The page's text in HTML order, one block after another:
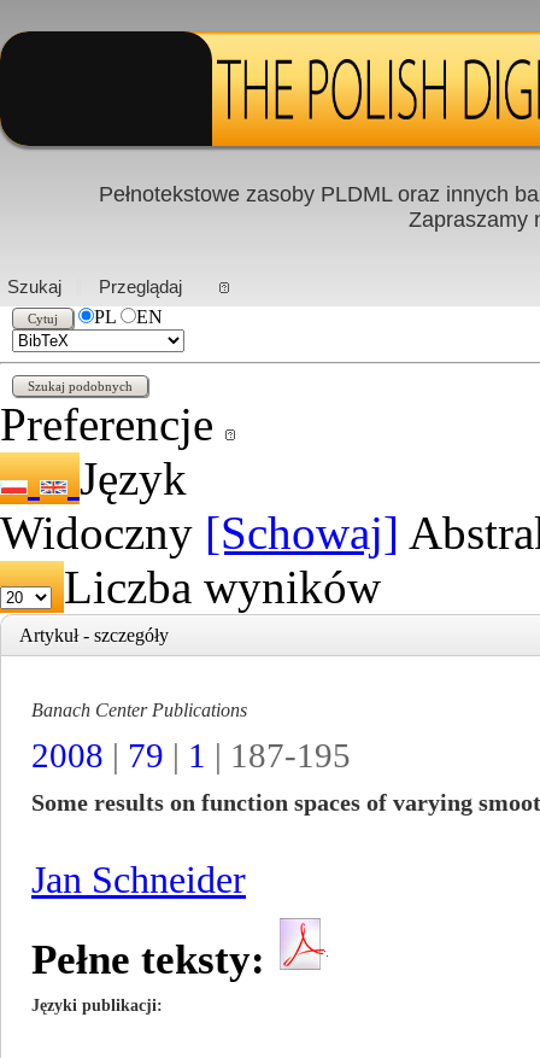
Pełnotekstowe zasoby PLDML oraz innych
Zapraszamy
Szukaj
Przeglądaj
PL
EN
Preferencje
Język
Widoczny [Schowaj]
Liczba wyników
Artykuł - szczegóły
Banach Center Publications
2008 | 79 | 1 | 187-195
Some results on function spaces of varying
Jan Schneider
Pełne teksty:
Języki publikacji